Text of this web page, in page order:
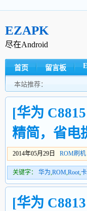
EZAPK
尽在Android
首页 留言板
本站推荐：
[华为
精简，省电
2014年05月29日 ROM刷机
关键字： 华为,ROM,Root,
[华为